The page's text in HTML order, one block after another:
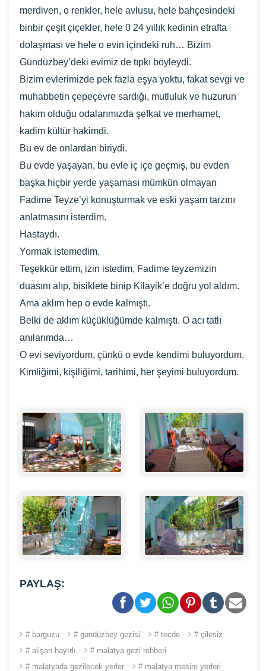
merdiven, o renkler, hele avlusu, hele bahçesindeki
binbir çeşit çiçekler, hele 0 24 yıllık kedinin etrafta
dolaşması ve hele o evin içindeki ruh… Bizim
Gündüzbey’deki evimiz de tıpkı böyleydi.
Bizim evlerimizde pek fazla eşya yoktu, fakat sevgi ve
muhabbetin çepeçevre sardığı, mutluluk ve huzurun
hakim olduğu odalarımızda şefkat ve merhamet,
kadim kültür hakimdi.
Bu ev de onlardan biriydi.
Bu evde yaşayan, bu evle iç içe geçmiş, bu evden
başka hiçbir yerde yaşaması mümkün olmayan
Fadime Teyze’yi konuşturmak ve eski yaşam tarzını
anlatmasını isterdim.
Hastaydı.
Yormak istemedim.
Teşekkür ettim, izin istedim, Fadime teyzemizin
duasını alıp, bisiklete binip Kilayik’e doğru yol aldım.
Ama aklım hep o evde kalmıştı.
Belki de aklım küçüklüğümde kalmıştı. O acı tatlı
anılarımda…
O evi seviyordum, çünkü o evde kendimi buluyordum.
Kimliğimi, kişiliğimi, tarihimi, her şeyimi buluyordum.
PAYLAŞ:
# barguzu # gündüzbey gezisi # tecde
# çilesiz
# alişan hayırlı
# malatya gezi rehberi
# malatyada gezilecek yerler
# malatya mesire yerleri